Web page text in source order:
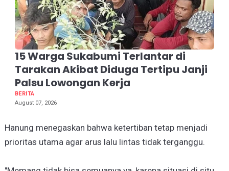
15 Warga Sukabumi Terlantar di
Tarakan Akibat Diduga Tertipu Janji
Palsu Lowongan Kerja
BERITA
August 07, 2026
Hanung menegaskan bahwa ketertiban tetap menjadi
prioritas utama agar arus lalu lintas tidak terganggu.